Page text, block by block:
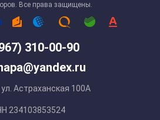
310-00-90
ул. Астраханская 100А
234103853524
Все права защищены.